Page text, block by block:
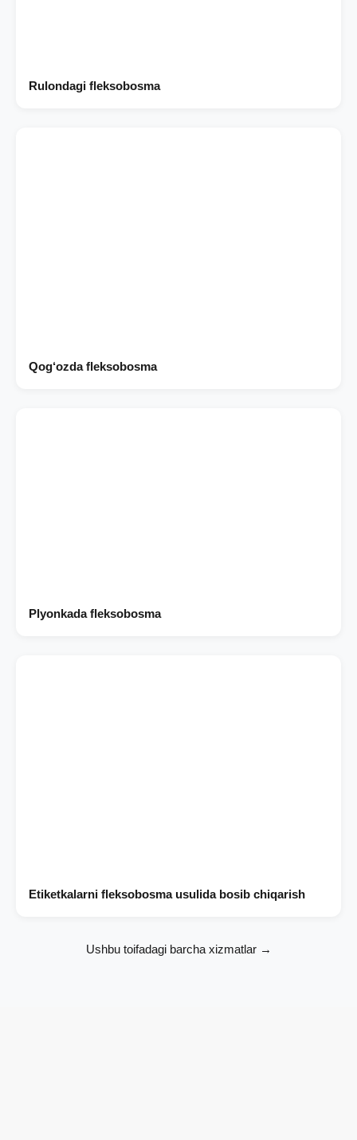
Rulondagi fleksobosma
Qog‘ozda fleksobosma
Plyonkada fleksobosma
Etiketkalarni fleksobosma usulida bosib chiqarish
Ushbu toifadagi barcha xizmatlar →